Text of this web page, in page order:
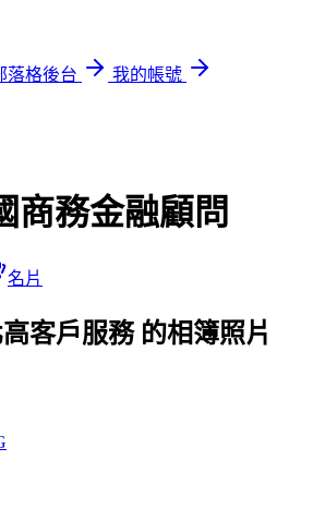
落格後台
我的帳號
商務金融顧問
名片
客戶服務 的相簿照片